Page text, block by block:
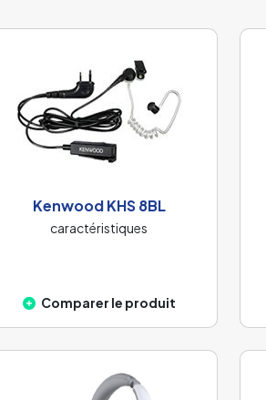
Kenwood KHS 8BL
caractéristiques
Comparer le produit